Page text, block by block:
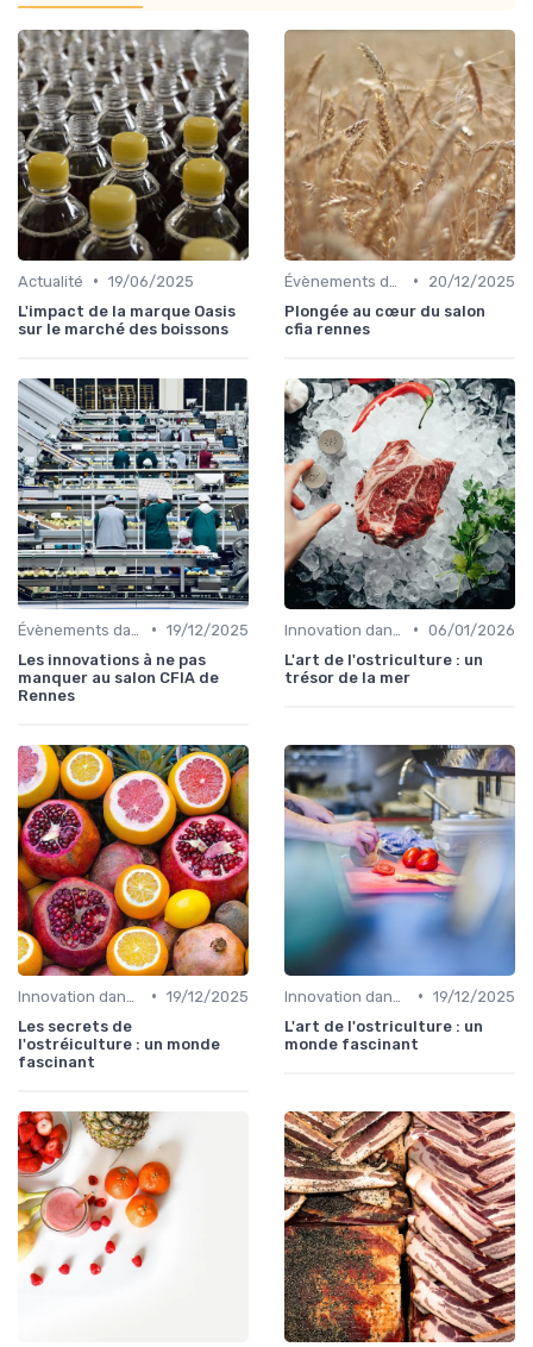
Actualité • 19/06/2025
L'impact de la marque Oasis
sur le marché des boissons
•
20/12/2025
Plongée au cœur du salon
cfia rennes
• 19/12/2025
Les innovations à ne pas
manquer au salon CFIA de
Rennes
• 06/01/2026
L'art de l'ostriculture : un
trésor de la mer
• 19/12/2025
Les secrets de
l'ostréiculture : un monde
fascinant
• 19/12/2025
L'art de l'ostriculture : un
monde fascinant